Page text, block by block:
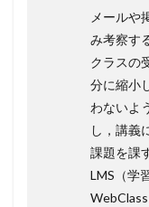
メールや
み考察す
クラスの
分に縮小
わないよ
し，講義
課題を課
LMS（学